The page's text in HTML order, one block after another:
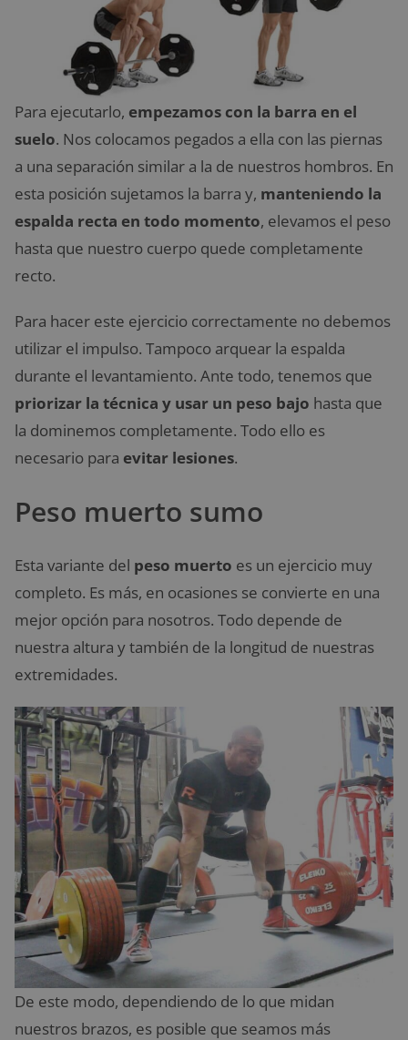
Para ejecutarlo, empezamos con la barra en el
suelo. Nos colocamos pegados a ella con las piernas
a una separación similar a la de nuestros hombros. En
esta posición sujetamos la barra y, manteniendo la
espalda recta en todo momento, elevamos el peso
hasta que nuestro cuerpo quede completamente
recto.
Para hacer este ejercicio correctamente no debemos
utilizar el impulso. Tampoco arquear la espalda
durante el levantamiento. Ante todo, tenemos que
priorizar la técnica y usar un peso bajo hasta que
la dominemos completamente. Todo ello es
necesario para evitar lesiones.
Peso muerto sumo
Esta variante del peso muerto es un ejercicio muy
completo. Es más, en ocasiones se convierte en una
mejor opción para nosotros. Todo depende de
nuestra altura y también de la longitud de nuestras
extremidades.
De este modo, dependiendo de lo que midan
nuestros brazos, es posible que seamos más